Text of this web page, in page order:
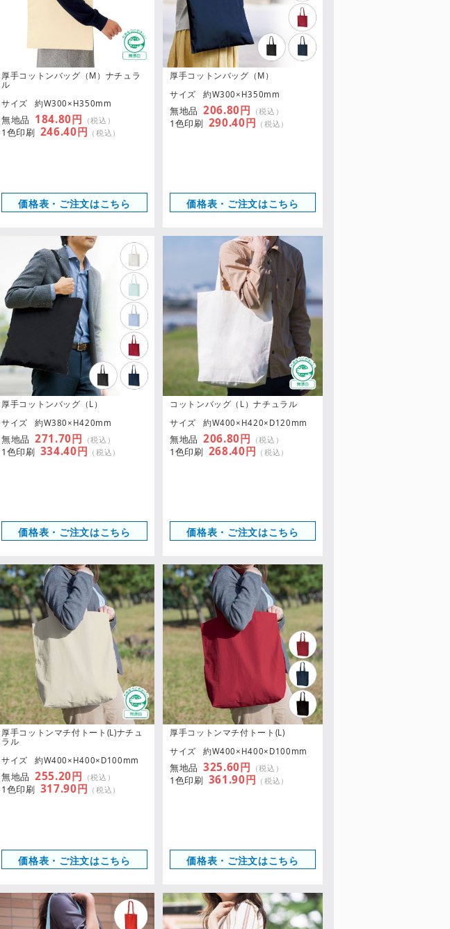
厚手コットンバッグ（M）ナチュラ
ル
サイズ
約W300×H350mm
無地品 184.80円 （税込）
1色印刷 246.40円 （税込）
価格表・ご注文はこちら
厚手コットンバッグ（M）
サイズ
約W300×H350mm
無地品 206.80円 （税込）
1色印刷 290.40円 （税込）
価格表・ご注文はこちら
厚手コットンバッグ（L）
サイズ
約W380×H420mm
無地品 271.70円 （税込）
1色印刷 334.40円 （税込）
価格表・ご注文はこちら
コットンバッグ（L）ナチュラル
サイズ
約W400×H420×D120mm
無地品 206.80円 （税込）
1色印刷 268.40円 （税込）
価格表・ご注文はこちら
厚手コットンマチ付トート(L)ナチュ
ラル
サイズ
約W400×H400×D100mm
無地品 255.20円 （税込）
1色印刷 317.90円 （税込）
価格表・ご注文はこちら
厚手コットンマチ付トート(L)
サイズ
約W400×H400×D100mm
無地品 325.60円 （税込）
1色印刷 361.90円 （税込）
価格表・ご注文はこちら